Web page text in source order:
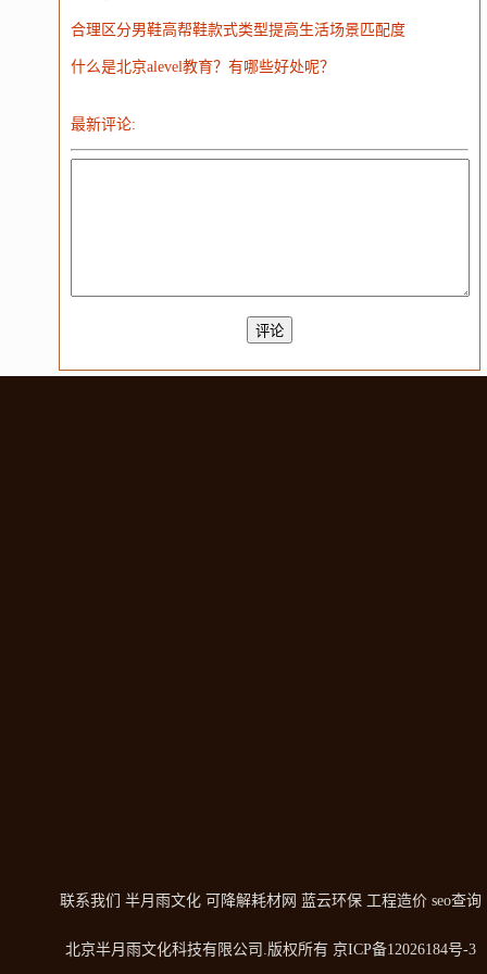
合理区分男鞋高帮鞋款式类型提高生活场景匹配度
什么是北京alevel教育？有哪些好处呢？
最新评论:
联系我们 半月雨文化 可降解耗材网 蓝云环保 工程造价 seo查询
北京半月雨文化科技有限公司 .版权所有 京ICP备12026184号-3